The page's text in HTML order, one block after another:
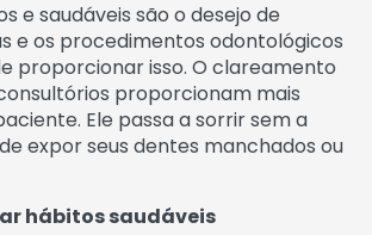
e saudáveis são o desejo de
e os procedimentos odontológicos
proporcionar isso. O clareamento
proporcionam mais
Ele passa a sorrir sem a
expor seus dentes manchados ou
hábitos saudáveis